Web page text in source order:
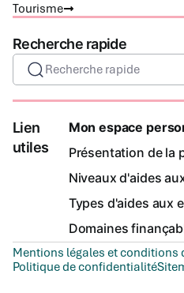
Tourisme
Recherche rapide
Recherche rapide
Lien
utiles
Mon espace
Présentation de la
Niveaux d'aides
Types d'aides aux
Domaines
Mentions légales et
Politique de confidentialité